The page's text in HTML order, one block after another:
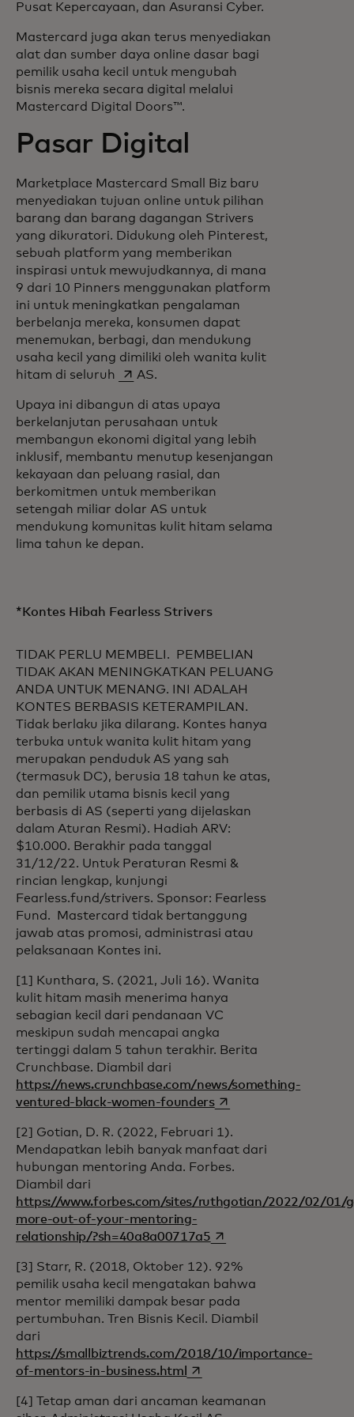
Pusat Kepercayaan, dan Asuransi Cyber.
Mastercard juga akan terus menyediakan
alat dan sumber daya online dasar bagi
pemilik usaha kecil untuk mengubah
bisnis mereka secara digital melalui
Mastercard Digital Doors™.
Pasar Digital
Marketplace Mastercard Small Biz baru
menyediakan tujuan online untuk pilihan
barang dan barang dagangan Strivers
yang dikuratori. Didukung oleh Pinterest,
sebuah platform yang memberikan
inspirasi untuk mewujudkannya, di mana
9 dari 10 Pinners menggunakan platform
ini untuk meningkatkan pengalaman
berbelanja mereka, konsumen dapat
menemukan, berbagi, dan mendukung
usaha kecil yang dimiliki oleh wanita kulit
hitam di seluruh
opens in a new tab
AS.
Upaya ini dibangun di atas upaya
berkelanjutan perusahaan untuk
membangun ekonomi digital yang lebih
inklusif, membantu menutup kesenjangan
kekayaan dan peluang rasial, dan
berkomitmen untuk memberikan
setengah miliar dolar AS untuk
mendukung komunitas kulit hitam selama
lima tahun ke depan.
*Kontes Hibah Fearless Strivers
TIDAK PERLU MEMBELI. PEMBELIAN
TIDAK AKAN MENINGKATKAN PELUANG
ANDA UNTUK MENANG. INI ADALAH
KONTES BERBASIS KETERAMPILAN.
Tidak berlaku jika dilarang. Kontes hanya
terbuka untuk wanita kulit hitam yang
merupakan penduduk AS yang sah
(termasuk DC), berusia 18 tahun ke atas,
dan pemilik utama bisnis kecil yang
berbasis di AS (seperti yang dijelaskan
dalam Aturan Resmi). Hadiah ARV:
$10.000. Berakhir pada tanggal
31/12/22. Untuk Peraturan Resmi &
rincian lengkap, kunjungi
Fearless.fund/strivers. Sponsor: Fearless
Fund. Mastercard tidak bertanggung
jawab atas promosi, administrasi atau
pelaksanaan Kontes ini.
[1]
Kunthara, S. (2021, Juli 16). Wanita
kulit hitam masih menerima hanya
sebagian kecil dari pendanaan VC
meskipun sudah mencapai angka
tertinggi dalam 5 tahun terakhir. Berita
Crunchbase. Diambil dari
https://news.crunchbase.com/news/something-
ventured-black-women-foundersopens in a new tab
[2] Gotian, D. R. (2022, Februari 1).
Mendapatkan lebih banyak manfaat dari
hubungan mentoring Anda. Forbes.
Diambil dari
https://www.forbes.com/sites/ruthgotian/2022/02/01/
more-out-of-your-mentoring-
relationship/?sh=40a8a00717a5opens in a new tab
[3] Starr, R. (2018, Oktober 12). 92%
pemilik usaha kecil mengatakan bahwa
mentor memiliki dampak besar pada
pertumbuhan. Tren Bisnis Kecil. Diambil
dari
https://smallbiztrends.com/2018/10/importance-
of-mentors-in-business.html
opens in a new tab
[4] Tetap aman dari ancaman keamanan